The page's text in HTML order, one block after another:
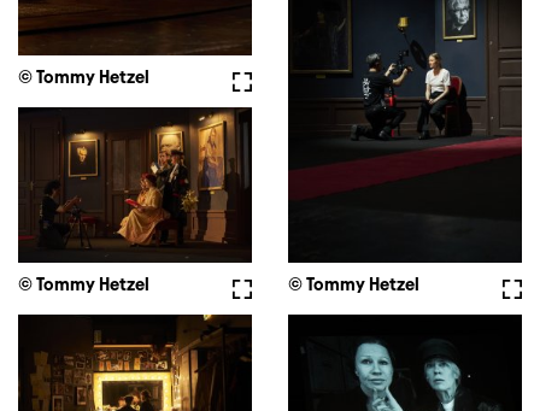
Vollbild
© Tommy Hetzel
© Tommy Hetzel
Vollbild
© Tommy Hetzel